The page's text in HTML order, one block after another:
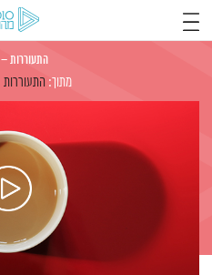
התעוררות – 27.8.19
מתוך: התעוררות